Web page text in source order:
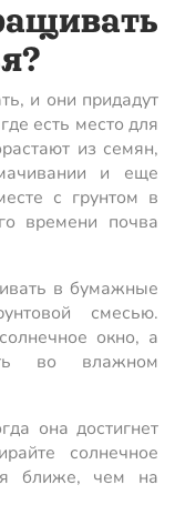
и они придадут
есть место для
из семян,
и еще
с грунтом в
времени почва
в бумажные
смесью.
окно, а
во влажном
она достигнет
солнечное
ближе, чем на